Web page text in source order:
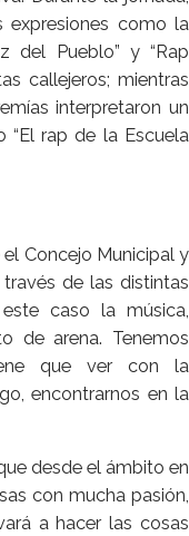
expresiones como la
del Pueblo” y “Rap
callejeros; mientras
interpretaron un
“El rap de la Escuela
Concejo Municipal y
de las distintas
caso la música,
de arena. Tenemos
que ver con la
encontrarnos en la
desde el ámbito en
con mucha pasión,
a hacer las cosas